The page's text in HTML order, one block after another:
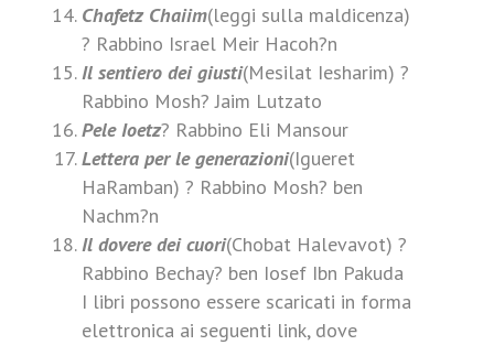
Chafetz Chaiim(leggi sulla maldicenza)
? Rabbino Israel Meir Hacoh?n
Il sentiero dei giusti(Mesilat Iesharim) ?
Rabbino Mosh? Jaim Lutzato
Pele Ioetz? Rabbino Eli Mansour
Lettera per le generazioni(Igueret
HaRamban) ? Rabbino Mosh? ben
Nachm?n
Il dovere dei cuori(Chobat Halevavot) ?
Rabbino Bechay? ben Iosef Ibn Pakuda
I libri possono essere scaricati in forma
elettronica ai seguenti link, dove